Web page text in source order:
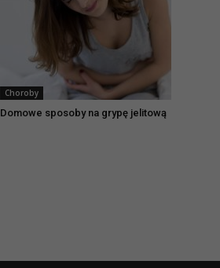
Choroby
Domowe sposoby na grypę jelitową